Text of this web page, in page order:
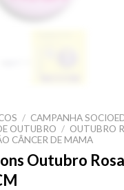
/ CAMPANHA
OUTUBRO / OUTUBRO
CÂNCER DE MAMA
Outubro